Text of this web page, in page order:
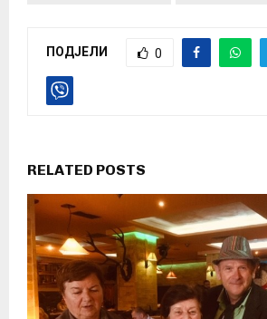
ПОДЈЕЛИ 0
RELATED POSTS